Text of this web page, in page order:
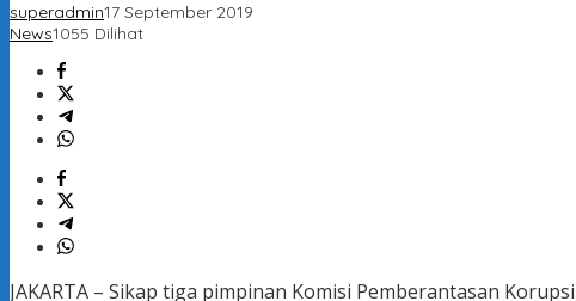
superadmin17 September 2019
News1055 Dilihat
JAKARTA – Sikap tiga pimpinan Komisi Pemberantasan